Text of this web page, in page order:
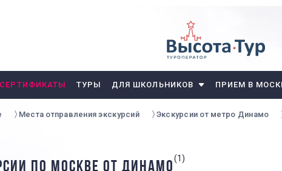
СЕРТИФИКАТЫ ТУРЫ ДЛЯ ШКОЛЬНИКОВ ПРИЕМ В
Места отправления экскурсий Экскурсии от метро Динамо
ПО МОСКВЕ ОТ ДИНАМО
(1)